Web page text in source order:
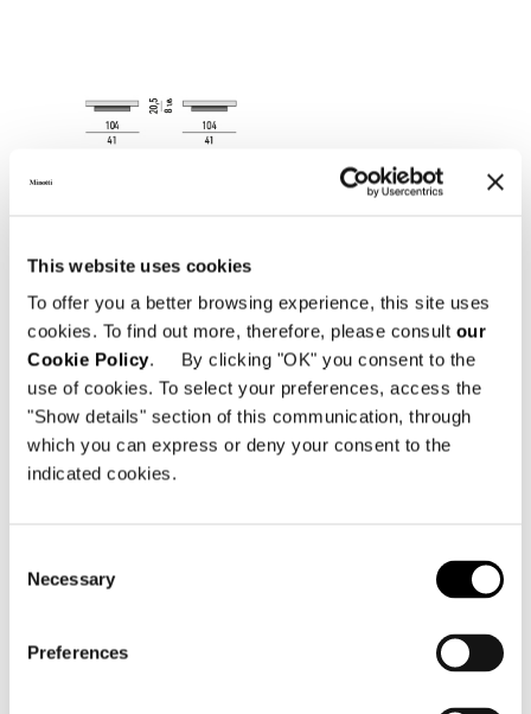
This website uses cookies
To offer you a better browsing experience, this site uses
cookies. To find out more, therefore, please consult our
Cookie Policy. By clicking "OK" you consent to the
use of cookies. To select your preferences, access the
"Show details" section of this communication, through
which you can express or deny your consent to the
indicated cookies.
Selection
Necessary
Preferences